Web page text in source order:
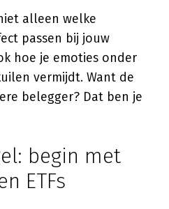
alleen welke
passen bij jouw
hoe je emoties onder
vermijdt. Want de
belegger? Dat ben je
begin met
ETFs